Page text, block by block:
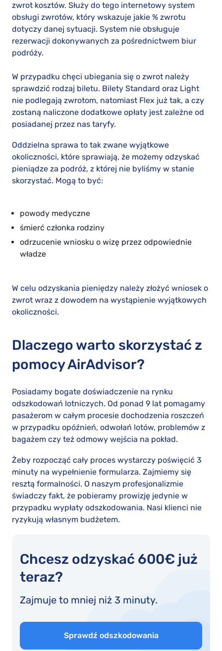
zwrot kosztów. Służy do tego internetowy system
obsługi zwrotów, który wskazuje jakie % zwrotu
dotyczy danej sytuacji. System nie obsługuje
rezerwacji dokonywanych za pośrednictwem biur
podróży.
W przypadku chęci ubiegania się o zwrot należy
sprawdzić rodzaj biletu. Bilety Standard oraz Light
nie podlegają zwrotom, natomiast Flex już tak, a czy
zostaną naliczone dodatkowe opłaty jest zależne od
posiadanej przez nas taryfy.
Oddzielna sprawa to tak zwane wyjątkowe
okoliczności, które sprawiają, że możemy odzyskać
pieniądze za podróż, z której nie byliśmy w stanie
skorzystać. Mogą to być:
powody medyczne
śmierć członka rodziny
odrzucenie wniosku o wizę przez odpowiednie
władze
W celu odzyskania pieniędzy należy złożyć wniosek o
zwrot wraz z dowodem na wystąpienie wyjątkowych
okoliczności.
Dlaczego warto skorzystać z
pomocy AirAdvisor?
Posiadamy bogate doświadczenie na rynku
odszkodowań lotniczych. Od ponad 9 lat pomagamy
pasażerom w całym procesie dochodzenia roszczeń
w przypadku opóźnień, odwołań lotów, problemów z
bagażem czy też odmowy wejścia na pokład.
Żeby rozpocząć cały proces wystarczy poświęcić 3
minuty na wypełnienie formularza. Zajmiemy się
resztą formalności. O naszym profesjonalizmie
świadczy fakt, że pobieramy prowizję jedynie w
przypadku wypłaty odszkodowania. Nasi klienci nie
ryzykują własnym budżetem.
Chcesz odzyskać 600€ już
teraz?
Zajmuje to mniej niż 3 minuty.
Sprawdź odszkodowania